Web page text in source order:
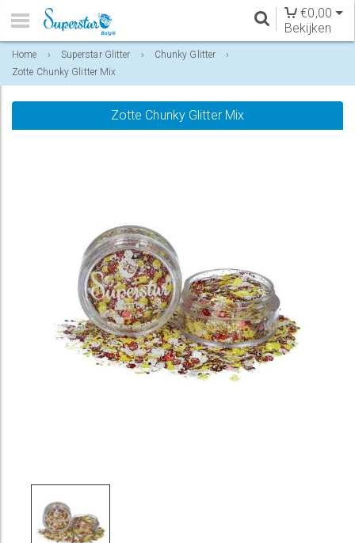
€0,00
Bekijken
Home › Superstar Glitter › Chunky Glitter
›
Zotte Chunky Glitter Mix
Zotte Chunky Glitter Mix